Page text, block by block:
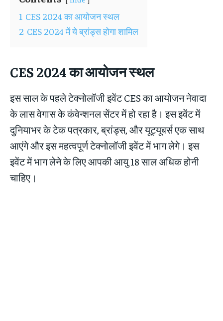
1 CES 2024 का आयोजन स्थल
2 CES 2024 में ये ब्रांड्स होगा शामिल
CES 2024 का आयोजन स्थल
इस साल के पहले टेक्नोलॉजी इवेंट CES का आयोजन नेवादा
के लास वेगास के कंवेन्शनल सेंटर में हो रहा है। इस इवेंट में
दुनियाभर के टेक पत्रकार, ब्रांड्स, और यूट्यूबर्स एक साथ
आएंगे और इस महत्वपूर्ण टेक्नोलॉजी इवेंट में भाग लेगे। इस
इवेंट में भाग लेने के लिए आपकी आयु 18 साल अधिक होनी
चाहिए।